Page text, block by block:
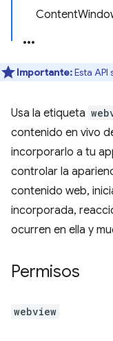
Importante:Esta
Usa la etiqueta
contenido en vivo
incorporarlo a tu
controlar la
contenido web,
incorporada,
ocurren en ella y
Permisos
webview